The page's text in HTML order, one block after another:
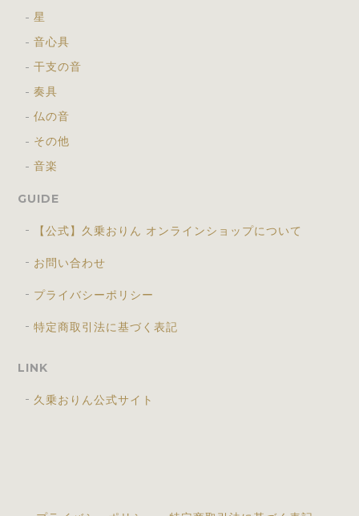
星
音心具
干支の音
奏具
仏の音
その他
音楽
GUIDE
【公式】久乗おりん オンラインショップについて
お問い合わせ
プライバシーポリシー
特定商取引法に基づく表記
LINK
久乗おりん公式サイト